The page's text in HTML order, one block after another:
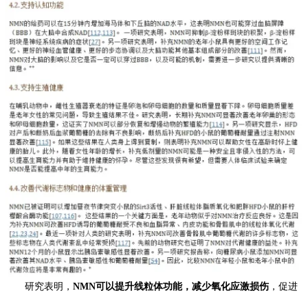
研究表明， NMN可以提升线粒体功能，减少氧化应激损伤，促进